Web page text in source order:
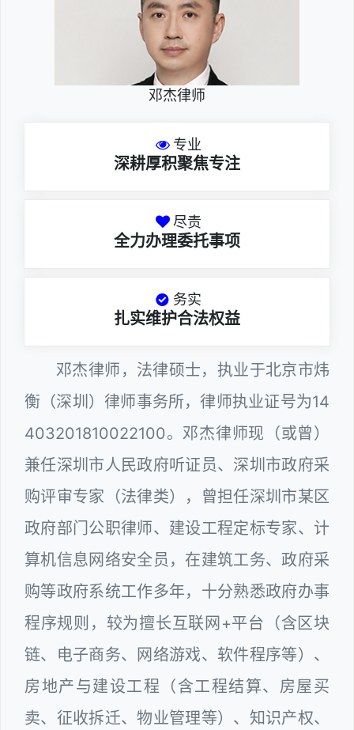
邓杰律师
专业
深耕厚积聚焦专注
尽责
全力办理委托事项
务实
扎实维护合法权益
邓杰律师，法律硕士，执业于北京市炜
衡（深圳）律师事务所，律师执业证号为14
403201810022100。邓杰律师现（或曾）
兼任深圳市人民政府听证员、深圳市政府采
购评审专家（法律类），曾担任深圳市某区
政府部门公职律师、建设工程定标专家、计
算机信息网络安全员，在建筑工务、政府采
购等政府系统工作多年，十分熟悉政府办事
程序规则，较为擅长互联网+平台（含区块
链、电子商务、网络游戏、软件程序等）、
房地产与建设工程（含工程结算、房屋买
卖、征收拆迁、物业管理等）、知识产权、